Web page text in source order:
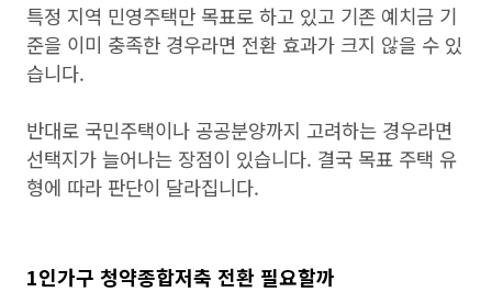
특정 지역 민영주택만 목표로 하고 있고 기존 예치금 기
준을 이미 충족한 경우라면 전환 효과가 크지 않을 수 있
습니다.
반대로 국민주택이나 공공분양까지 고려하는 경우라면
선택지가 늘어나는 장점이 있습니다. 결국 목표 주택 유
형에 따라 판단이 달라집니다.
1인가구 청약종합저축 전환 필요할까